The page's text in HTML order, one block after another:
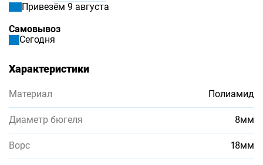
Привезём 9 августа
Самовывоз
Сегодня
Характеристики
Материал Полиамид
Диаметр бюгеля 8мм
Ворс 18мм